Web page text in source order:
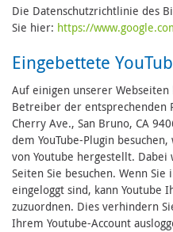
Die Datenschutzrichtlinie des
Sie hier: https://
Eingebettete
Auf einigen unserer
Betreiber der entsprechenden
Cherry Ave., San Bruno, CA
dem YouTube-Plugin
von Youtube hergestellt.
Seiten Sie besuchen. Wenn
eingeloggt sind, kann Youtube
zuzuordnen. Dies verhindern
Ihrem Youtube-Account